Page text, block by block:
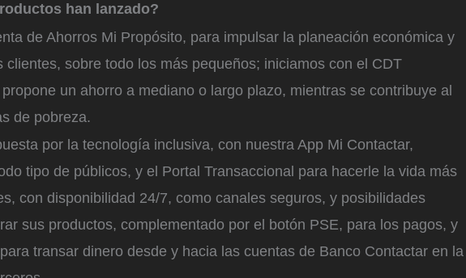
han lanzado?
de Ahorros Mi Propósito, para impulsar la planeación económica y
clientes, sobre todo los más pequeños; iniciamos con el CDT
un ahorro a mediano o largo plazo, mientras se contribuye al
de pobreza.
por la tecnología inclusiva, con nuestra App Mi Contactar,
tipo de públicos, y el Portal Transaccional para hacerle la vida más
con disponibilidad 24/7, como canales seguros, y posibilidades
sus productos, complementado por el botón PSE, para los pagos, y
transar dinero desde y hacia las cuentas de Banco Contactar en la